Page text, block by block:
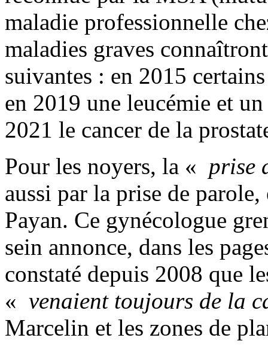
maladie professionnelle
maladies graves
suivantes : en 2015
en 2019 une leucémie et
2021 le cancer de la
Pour les noyers, la « prise
aussi par la prise de
Payan. Ce gynécologue
sein annonce, dans les
constaté depuis 2008 que
« venaient toujours de la
Marcelin et les zones de